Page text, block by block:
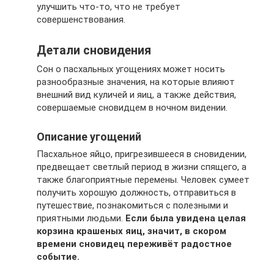
улучшить что-то, что не требует
совершенствования.
Детали сновидения
Сон о пасхальных угощениях может носить
разнообразные значения, на которые влияют
внешний вид куличей и яиц, а также действия,
совершаемые сновидцем в ночном видении.
Описание угощений
Пасхальное яйцо, пригрезившееся в сновидении,
предвещает светлый период в жизни спящего, а
также благоприятные перемены. Человек сумеет
получить хорошую должность, отправиться в
путешествие, познакомиться с полезными и
приятными людьми. Если была увидена целая
корзина крашеных яиц, значит, в скором
времени сновидец переживёт радостное
событие.